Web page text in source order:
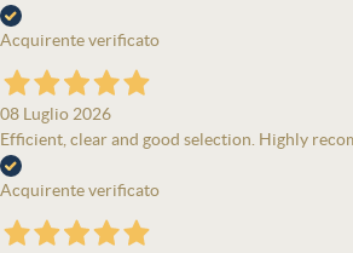
Acquirente verificato
08 Luglio 2026
Efficient, clear and good selection. Highly
Acquirente verificato